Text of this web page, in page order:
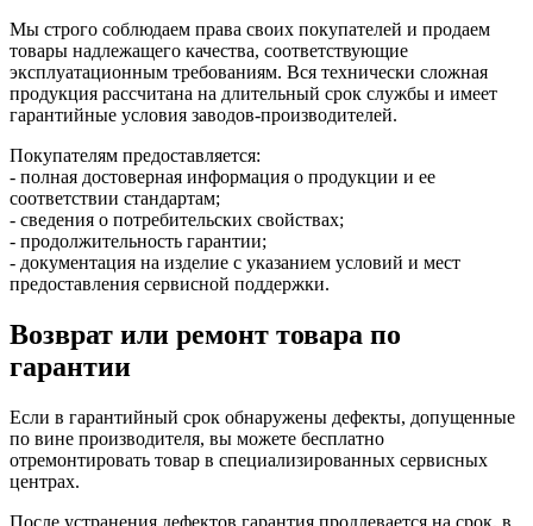
Мы строго соблюдаем права своих покупателей и продаем
товары надлежащего качества, соответствующие
эксплуатационным требованиям. Вся технически сложная
продукция рассчитана на длительный срок службы и имеет
гарантийные условия заводов-производителей.
Покупателям предоставляется:
- полная достоверная информация о продукции и ее
соответствии стандартам;
- сведения о потребительских свойствах;
- продолжительность гарантии;
- документация на изделие с указанием условий и мест
предоставления сервисной поддержки.
Возврат или ремонт товара по
гарантии
Если в гарантийный срок обнаружены дефекты, допущенные
по вине производителя, вы можете бесплатно
отремонтировать товар в специализированных сервисных
центрах.
После устранения дефектов гарантия продлевается на срок, в